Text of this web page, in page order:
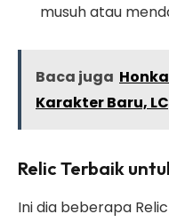
musuh atau
Baca juga
Karakter Baru,
Relic Terbaik
Ini dia beberapa